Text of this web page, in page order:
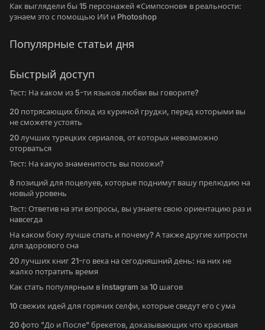
Как выглядели бы 15 персонажей «Симпсонов» в реальности:
узнаем это с помощью ИИ и Photoshop
Популярные статьи дня
Быстрый доступ
Тест: На каком из 5-ти языков любви вы говорите?
20 потрясающих блюд из куриной грудки, перед которыми вы
не сможете устоять
20 лучших турецких сериалов, от которых невозможно
оторваться
Тест: На какую знаменитость вы похожи?
8 позиций для поцелуев, которые поднимут вашу прелюдию на
новый уровень
Тест: Ответив на эти вопросы, вы узнаете свою ориентацию раз и
навсегда
На каком боку лучше спать и почему? А также другие хитрости
для здорового сна
20 лучших книг 21-го века на сегодняшний день: на них не
жалко потратить время
Как стать популярным в Instagram за 10 шагов
10 свежих идей для горячих селфи, которые сведут его с ума
20 фото "До и После" брекетов, доказывающих что красивая